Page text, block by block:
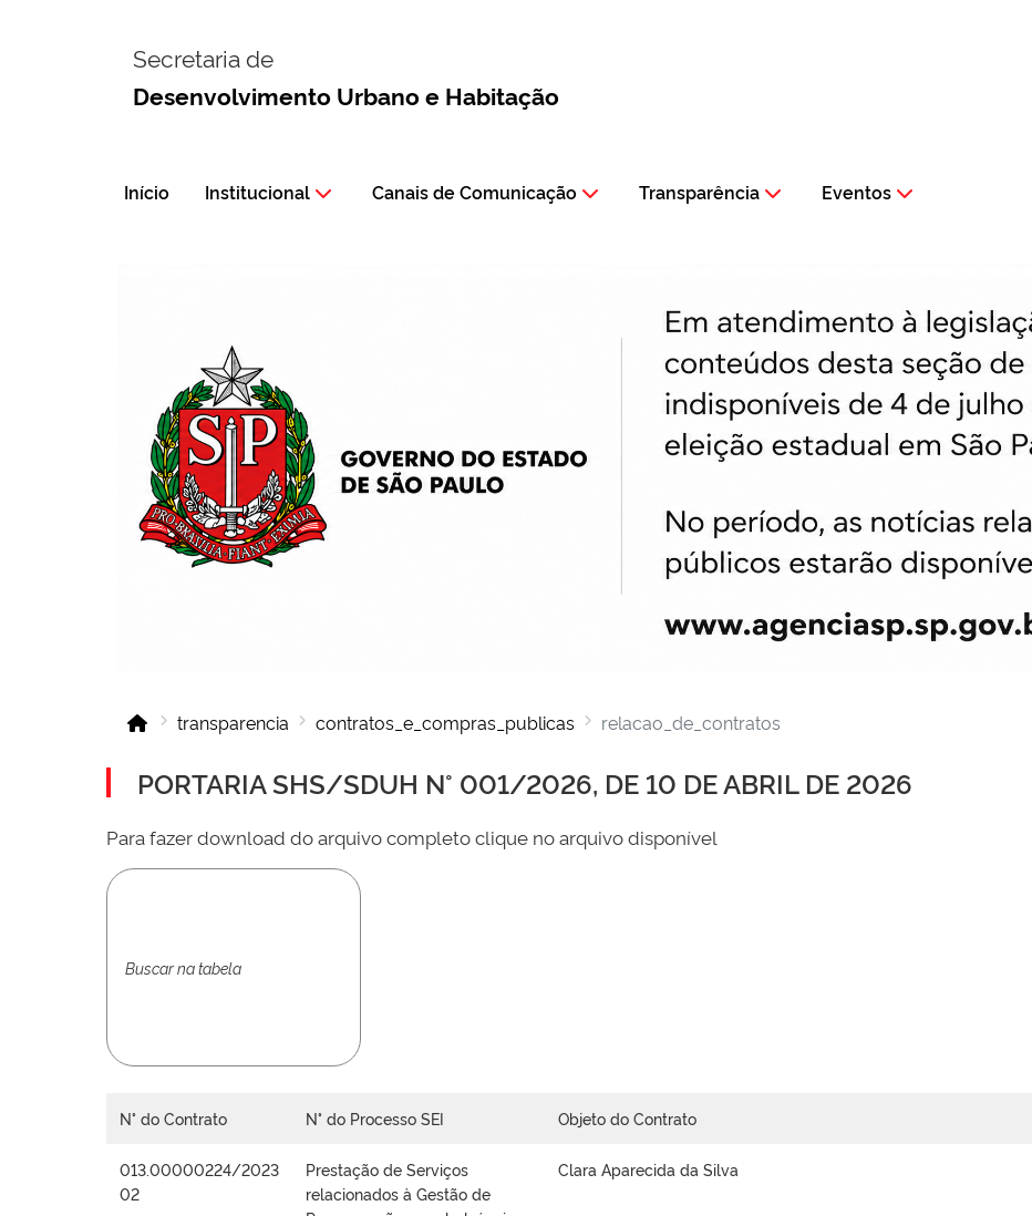
Secretaria de
Desenvolvimento Urbano e Habitação
Início Institucional Canais de Comunicação Transparência Eventos
transparencia contratos_e_compras_publicas relacao_de_contratos
PORTARIA SHS/SDUH N° 001/2026, DE 10 DE ABRIL DE 2026
Para fazer download do arquivo completo clique no arquivo disponível
N° do Contrato N° do Processo SEI Objeto do Contrato
013.00000224/2023
02
Prestação de Serviços
relacionados à Gestão de
Clara Aparecida da Silva